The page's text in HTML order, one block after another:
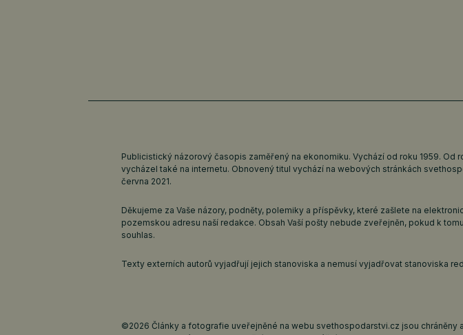
Publicistický názorový časopis zaměřený na ekonomiku. Vychází od roku 1959. Od
vycházel také na internetu. Obnovený titul vychází na webových stránkách
června 2021.
Děkujeme za Vaše názory, podněty, polemiky a příspěvky, které zašlete na
pozemskou adresu naší redakce. Obsah Vaší pošty nebude zveřejněn, pokud k
souhlas.
Texty externích autorů vyjadřují jejich stanoviska a nemusí vyjadřovat stanoviska
©2026 Články a fotografie uveřejněné na webu svethospodarstvi.cz jsou